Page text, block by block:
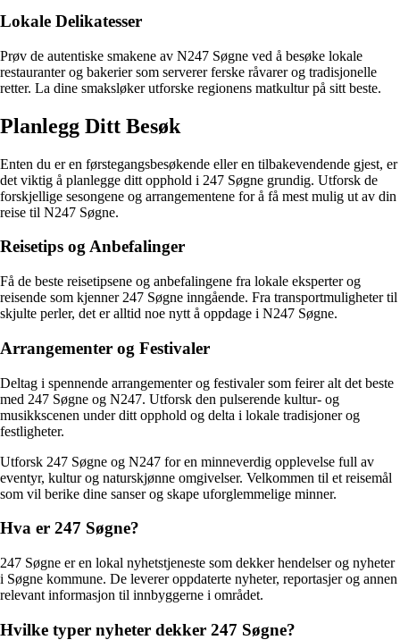
Lokale Delikatesser
Prøv de autentiske smakene av N247 Søgne ved å besøke lokale
restauranter og bakerier som serverer ferske råvarer og tradisjonelle
retter. La dine smaksløker utforske regionens matkultur på sitt beste.
Planlegg Ditt Besøk
Enten du er en førstegangsbesøkende eller en tilbakevendende gjest, er
det viktig å planlegge ditt opphold i 247 Søgne grundig. Utforsk de
forskjellige sesongene og arrangementene for å få mest mulig ut av din
reise til N247 Søgne.
Reisetips og Anbefalinger
Få de beste reisetipsene og anbefalingene fra lokale eksperter og
reisende som kjenner 247 Søgne inngående. Fra transportmuligheter til
skjulte perler, det er alltid noe nytt å oppdage i N247 Søgne.
Arrangementer og Festivaler
Deltag i spennende arrangementer og festivaler som feirer alt det beste
med 247 Søgne og N247. Utforsk den pulserende kultur- og
musikkscenen under ditt opphold og delta i lokale tradisjoner og
festligheter.
Utforsk 247 Søgne og N247 for en minneverdig opplevelse full av
eventyr, kultur og naturskjønne omgivelser. Velkommen til et reisemål
som vil berike dine sanser og skape uforglemmelige minner.
Hva er 247 Søgne?
247 Søgne er en lokal nyhetstjeneste som dekker hendelser og nyheter
i Søgne kommune. De leverer oppdaterte nyheter, reportasjer og annen
relevant informasjon til innbyggerne i området.
Hvilke typer nyheter dekker 247 Søgne?